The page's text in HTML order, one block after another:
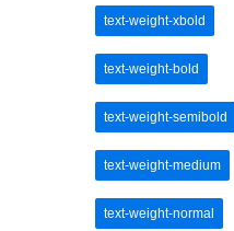
text-weight-xbold
text-weight-bold
text-weight-semibold
text-weight-medium
text-weight-normal